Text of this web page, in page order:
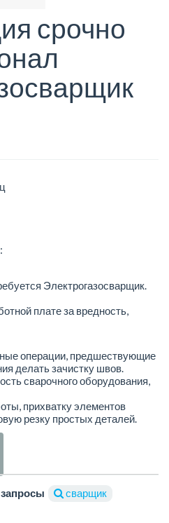
срочно
Электрогазосварщик.
плате за вредность,
операции, предшествующие
делать зачистку швов.
сварочного оборудования,
прихватку элементов
резку простых деталей.
сварщик